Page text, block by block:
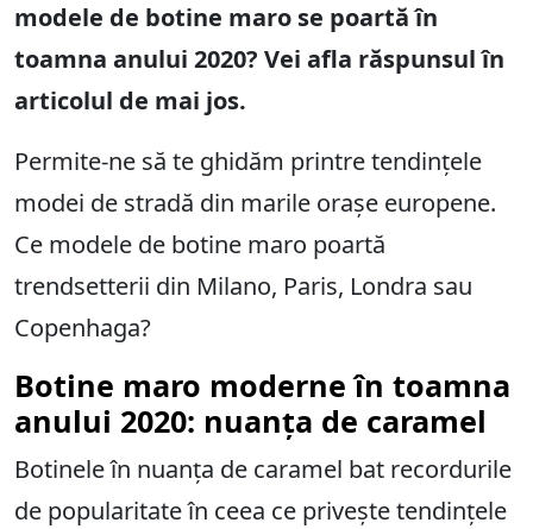
modele de botine maro se poartă în
toamna anului 2020? Vei afla răspunsul în
articolul de mai jos.
Permite-ne să te ghidăm printre tendințele
modei de stradă din marile orașe europene.
Ce modele de botine maro poartă
trendsetterii din Milano, Paris, Londra sau
Copenhaga?
Botine maro moderne în toamna
anului 2020: nuanța de caramel
Botinele în nuanța de caramel bat recordurile
de popularitate în ceea ce privește tendințele